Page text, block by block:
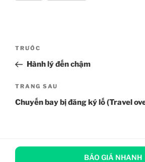
Điều
bài
viết
Bài
cũ
TRƯỚC
Hành lý đến chậm
Bài
tiếp
TRANG SAU
Chuyến bay bị đăng ký lố (Travel
BÁO GIÁ NHANH